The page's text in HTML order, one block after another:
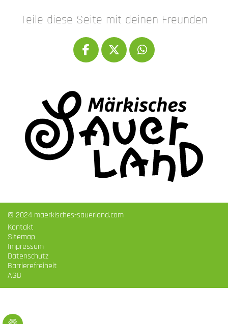
Teile diese Seite mit deinen Freunden
© 2024 maerkisches-sauerland.com
Kontakt
Sitemap
Impressum
Datenschutz
Barrierefreiheit
AGB